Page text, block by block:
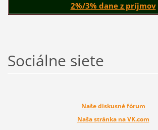
2%/3% dane z príjmov
Sociálne siete
Naše diskusné fórum
Naša stránka na VK.com